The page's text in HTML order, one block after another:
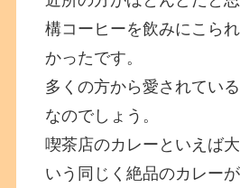
構コーヒーを飲みにこら
かったです。
多くの方から愛されてい
なのでしょう。
喫茶店のカレーといえば大
いう同じく絶品のカレー